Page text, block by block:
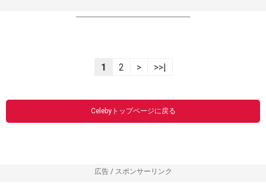
----------------------------------------------------------------
1 2 > >>|
Celebyトップページに戻る
広告 / スポンサーリンク